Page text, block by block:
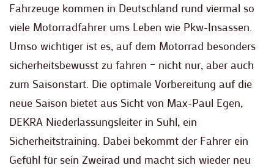
Fahrzeuge kommen in Deutschland rund viermal so
viele Motorradfahrer ums Leben wie Pkw-Insassen.
Umso wichtiger ist es, auf dem Motorrad besonders
sicherheitsbewusst zu fahren – nicht nur, aber auch
zum Saisonstart. Die optimale Vorbereitung auf die
neue Saison bietet aus Sicht von Max-Paul Egen,
DEKRA Niederlassungsleiter in Suhl, ein
Sicherheitstraining. Dabei bekommt der Fahrer ein
Gefühl für sein Zweirad und macht sich wieder neu